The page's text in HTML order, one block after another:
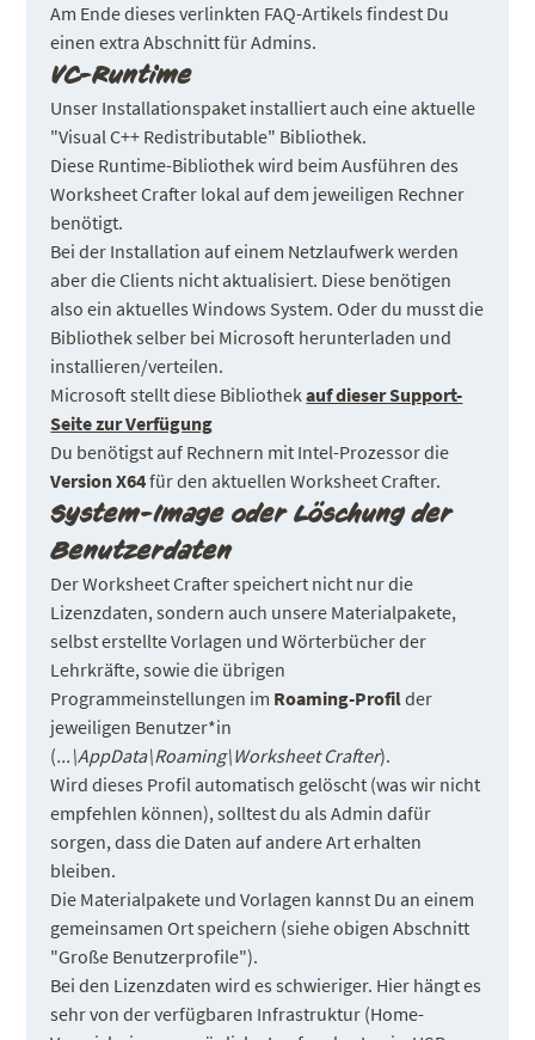
Am Ende dieses verlinkten FAQ-Artikels findest Du
einen extra Abschnitt für Admins.
VC-Runtime
Unser Installationspaket installiert auch eine aktuelle
"Visual C++ Redistributable" Bibliothek.
Diese Runtime-Bibliothek wird beim Ausführen des
Worksheet Crafter lokal auf dem jeweiligen Rechner
benötigt.
Bei der Installation auf einem Netzlaufwerk werden
aber die Clients nicht aktualisiert. Diese benötigen
also ein aktuelles Windows System. Oder du musst die
Bibliothek selber bei Microsoft herunterladen und
installieren/verteilen.
Microsoft stellt diese Bibliothekauf dieser Support-
Seite zur Verfügung
Du benötigst auf Rechnern mit Intel-Prozessor die
Version X64für den aktuellen Worksheet Crafter.
System-Image oder Löschung der
Benutzerdaten
Der Worksheet Crafter speichert nicht nur die
Lizenzdaten, sondern auch unsere Materialpakete,
selbst erstellte Vorlagen und Wörterbücher der
Lehrkräfte, sowie die übrigen
Programmeinstellungen im Roaming-Profilder
jeweiligen Benutzer*in
(...\AppData\Roaming\Worksheet Crafter).
Wird dieses Profil automatisch gelöscht (was wir nicht
empfehlen können), solltest du als Admin dafür
sorgen, dass die Daten auf andere Art erhalten
bleiben.
Die Materialpakete und Vorlagen kannst Du an einem
gemeinsamen Ort speichern (siehe obigen Abschnitt
"Große Benutzerprofile").
Bei den Lizenzdaten wird es schwieriger. Hier hängt es
sehr von der verfügbaren Infrastruktur (Home-